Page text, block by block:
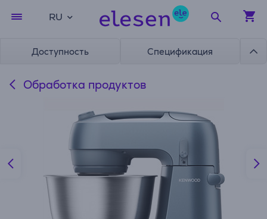
RU
Доступность Спецификация
Обработка продуктов